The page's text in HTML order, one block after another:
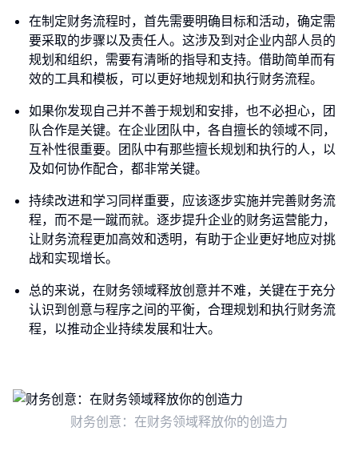
在制定财务流程时，首先需要明确目标和活动，确定需
要采取的步骤以及责任人。这涉及到对企业内部人员的
规划和组织，需要有清晰的指导和支持。借助简单而有
效的工具和模板，可以更好地规划和执行财务流程。
如果你发现自己并不善于规划和安排，也不必担心，团
队合作是关键。在企业团队中，各自擅长的领域不同，
互补性很重要。团队中有那些擅长规划和执行的人，以
及如何协作配合，都非常关键。
持续改进和学习同样重要，应该逐步实施并完善财务流
程，而不是一蹴而就。逐步提升企业的财务运营能力，
让财务流程更加高效和透明，有助于企业更好地应对挑
战和实现增长。
总的来说，在财务领域释放创意并不难，关键在于充分
认识到创意与程序之间的平衡，合理规划和执行财务流
程，以推动企业持续发展和壮大。
财务创意：在财务领域释放你的创造力